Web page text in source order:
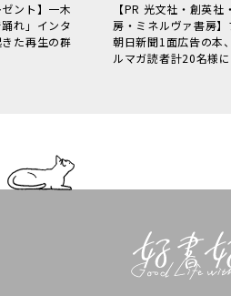
ント】一木
れ」インタ
た再生の群
【PR 光文社・創英社
房・ミネルヴァ書房】
朝日新聞1面広告の本
ルマガ読者計20名様に